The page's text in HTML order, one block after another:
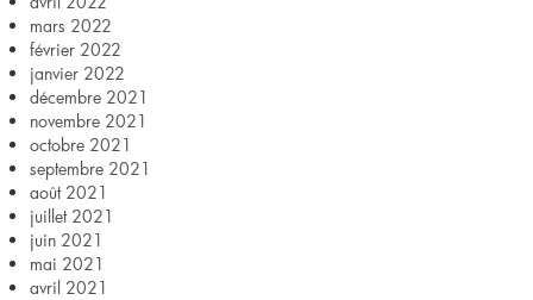
mars 2022
février 2022
janvier 2022
décembre 2021
novembre 2021
octobre 2021
septembre 2021
août 2021
juillet 2021
juin 2021
mai 2021
avril 2021